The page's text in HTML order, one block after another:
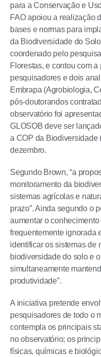
para a Conservação e
FAO apoiou a realização
bases e normas para
da Biodiversidade do
coordenado pelo
Florestas, e contou com
pesquisadores e dois
Embrapa (Agrobiologia,
pós-doutorandos
observatório foi
GLOSOB deve ser
a COP da Biodiversidade
dezembro.
Segundo Brown, “a
monitoramento da
sistemas agrícolas e
prazo”. Ainda segundo o
aumentar o
frequentemente ignorada
identificar os sistemas de
biodiversidade do solo e
simultaneamente
produtividade”.
A iniciativa pretende
pesquisadores de todo o
contempla os principais
no observatório; os
físicas, químicas e